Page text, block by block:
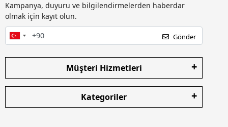
Kampanya, duyuru ve bilgilendirmelerden haberdar
olmak için kayıt olun.
Gönder
Müşteri Hizmetleri
Kategoriler